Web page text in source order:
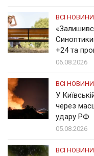
ВСІ НОВИНИ
+24 та
06.08.2026
ВСІ НОВИНИ
У
через
удару РФ
05.08.2026
ВСІ НОВИНИ